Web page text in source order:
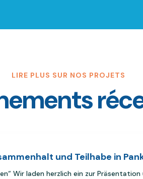
LIRE PLUS SUR NOS PROJETS
und Teilhabe in
Wir laden herzlich ein zur